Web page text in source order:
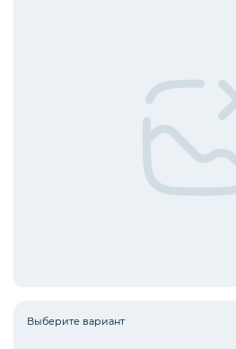
Для Автомобиля
Выберите вариант